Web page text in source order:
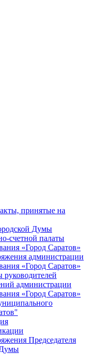
принятые на
Думы
счетной палаты
«Город Саратов»
администрации
«Город Саратов»
руководителей
администрации
«Город Саратов»
Председателя
Думы